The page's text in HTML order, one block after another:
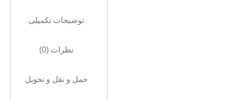
توضیحات تکمیلی
نظرات (0)
حمل و نقل و تحویل